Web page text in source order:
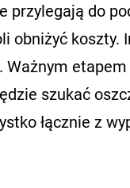
do
obniżyć koszty.
Ważnym
szukać
łącznie z